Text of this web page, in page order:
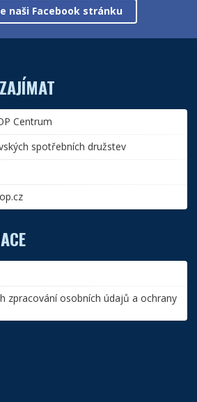
naši Facebook stránku
Centrum
spotřebních družstev
zpracování osobních údajů a ochrany